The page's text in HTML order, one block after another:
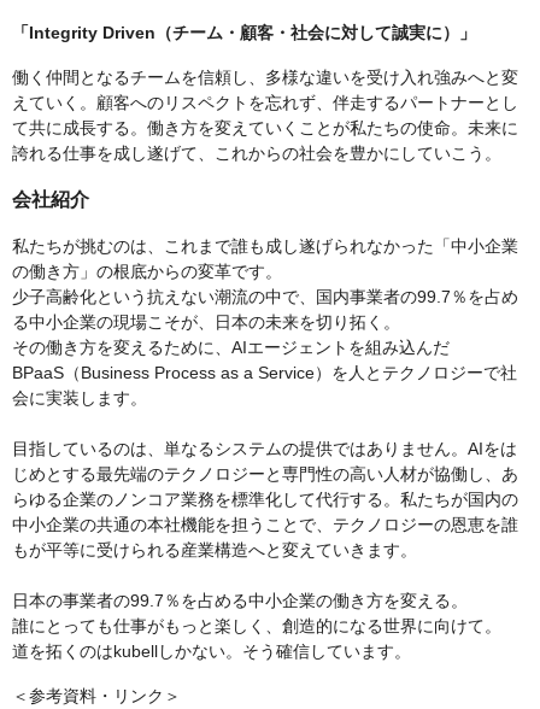
「Integrity Driven（チーム・顧客・社会に対して誠実に）」
働く仲間となるチームを信頼し、多様な違いを受け入れ強みへと変
えていく。顧客へのリスペクトを忘れず、伴走するパートナーとし
て共に成長する。働き方を変えていくことが私たちの使命。未来に
誇れる仕事を成し遂げて、これからの社会を豊かにしていこう。
会社紹介
私たちが挑むのは、これまで誰も成し遂げられなかった「中小企業
の働き方」の根底からの変革です。
少子高齢化という抗えない潮流の中で、国内事業者の99.7％を占め
る中小企業の現場こそが、日本の未来を切り拓く。
その働き方を変えるために、AIエージェントを組み込んだ
BPaaS（Business Process as a Service）を人とテクノロジーで社
会に実装します。
目指しているのは、単なるシステムの提供ではありません。AIをは
じめとする最先端のテクノロジーと専門性の高い人材が協働し、あ
らゆる企業のノンコア業務を標準化して代行する。私たちが国内の
中小企業の共通の本社機能を担うことで、テクノロジーの恩恵を誰
もが平等に受けられる産業構造へと変えていきます。
日本の事業者の99.7％を占める中小企業の働き方を変える。
誰にとっても仕事がもっと楽しく、創造的になる世界に向けて。
道を拓くのはkubellしかない。そう確信しています。
＜参考資料・リンク＞